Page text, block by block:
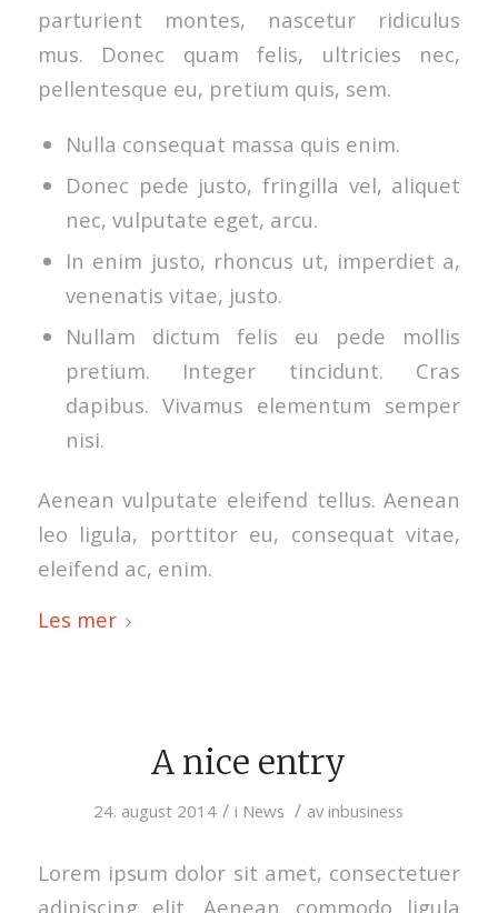
parturient montes, nascetur ridiculus
mus. Donec quam felis, ultricies nec,
pellentesque eu, pretium quis, sem.
Nulla consequat massa quis enim.
Donec pede justo, fringilla vel, aliquet
nec, vulputate eget, arcu.
In enim justo, rhoncus ut, imperdiet a,
venenatis vitae, justo.
Nullam dictum felis eu pede mollis
pretium. Integer tincidunt. Cras
dapibus. Vivamus elementum semper
nisi.
Aenean vulputate eleifend tellus. Aenean
leo ligula, porttitor eu, consequat vitae,
eleifend ac, enim.
Les mer
A nice entry
24. august 2014 / i News / av inbusiness
Lorem ipsum dolor sit amet, consectetuer
adipiscing elit. Aenean commodo ligula